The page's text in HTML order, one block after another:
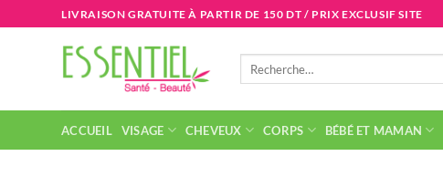
au
LIVRAISON GRATUITE À PARTIR DE 150 DT / PRIX EXCLUSIF SITE
ACCUEIL VISAGE CHEVEUX CORPS BÉBÉ ET MAMAN